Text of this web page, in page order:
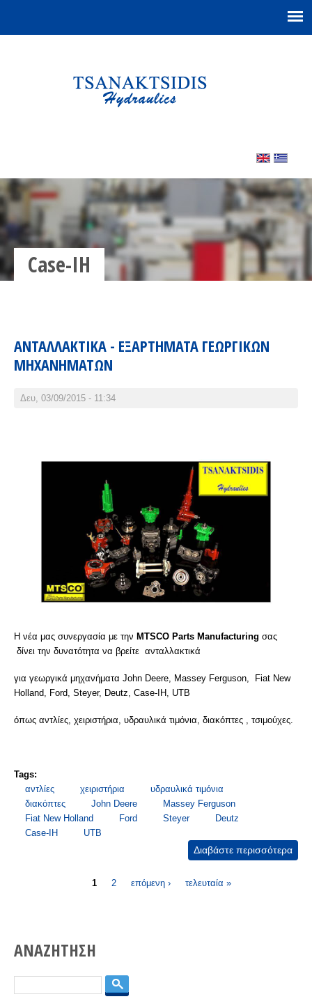
Case-IH
ΑΝΤΑΛΛΑΚΤΙΚΑ - ΕΞΑΡΤΗΜΑΤΑ ΓΕΩΡΓΙΚΩΝ
ΜΗΧΑΝΗΜΑΤΩΝ
Δευ, 03/09/2015 - 11:34
Η νέα μας συνεργασία με την MTSCO Parts Manufacturing σας
δίνει την δυνατότητα να βρείτε ανταλλακτικά
για γεωργικά μηχανήματα John Deere, Massey Ferguson, Fiat New
Holland, Ford, Steyer, Deutz, Case-IH, UTB
όπως αντλίες, χειριστήρια, υδραυλικά τιμόνια, διακόπτες , τσιμούχες.
Tags:
αντλίες
χειριστήρια
υδραυλικά τιμόνια
διακόπτες
John Deere
Massey Ferguson
Fiat New Holland
Ford Steyer
Deutz
Case-IH
UTB
Διαβάστε περισσότερα
1 2 επόμενη › τελευταία »
ΑΝΑΖΗΤΗΣΗ